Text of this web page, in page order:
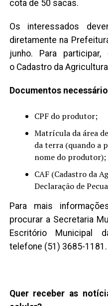
cota de 50 sacas.
Os interessados
diretamente na
junho. Para
o Cadastro da
Documentos
CPF do produtor;
Matrícula da área
da terra (quando a
nome do produtor);
CAF (Cadastro da
Declaração de
Para mais
procurar a Secretaria
Escritório Municipal
telefone (51) 3685-1181.
Quer receber as